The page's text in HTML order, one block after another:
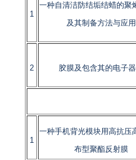
1
一种自清洁防结垢结蜡的聚
及其制备方法与应用
2 胶膜及包含其的电子
1
一种手机背光模块用高抗压
布型聚酯反射膜